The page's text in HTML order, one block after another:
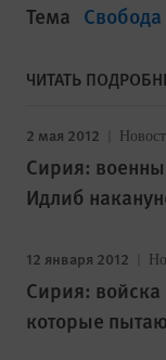
Тема Свобода
ЧИТАТЬ
2 мая 2012
Сирия:
Идлиб
12 января 2012
Сирия: войска
которые